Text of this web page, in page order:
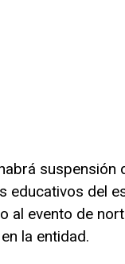
suspensión
educativos del
al evento de
la entidad.